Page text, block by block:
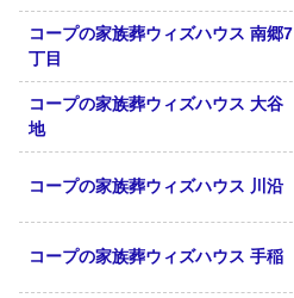
コープの家族葬ウィズハウス 南郷7
丁目
コープの家族葬ウィズハウス 大谷
地
コープの家族葬ウィズハウス 川沿
コープの家族葬ウィズハウス 手稲